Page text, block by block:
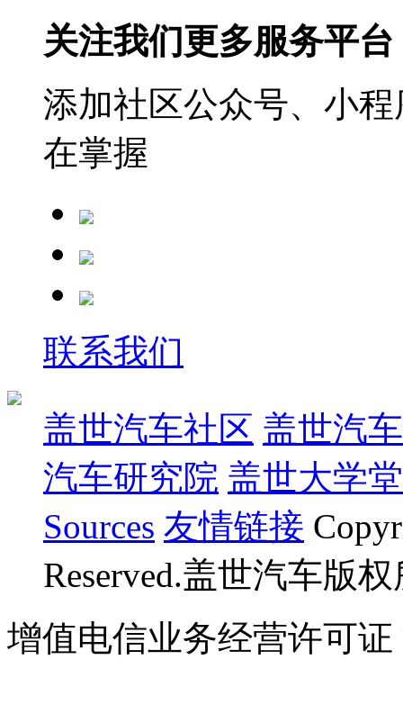
关注我们更多服务平台
添加社区公众号、小
在掌握
联系我们
盖世汽车社区 盖世汽
汽车研究院 盖世大学堂
Sources 友情链接
Reserved.盖世汽车版
增值电信业务经营许可证